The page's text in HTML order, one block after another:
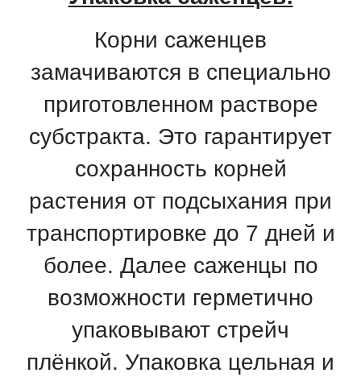
Корни саженцев
замачиваются в специально
приготовленном растворе
субстракта. Это гарантирует
сохранность корней
растения от подсыхания при
транспортировке до 7 дней и
более. Далее саженцы по
возможности герметично
упаковывают стрейч
плёнкой. Упаковка цельная и